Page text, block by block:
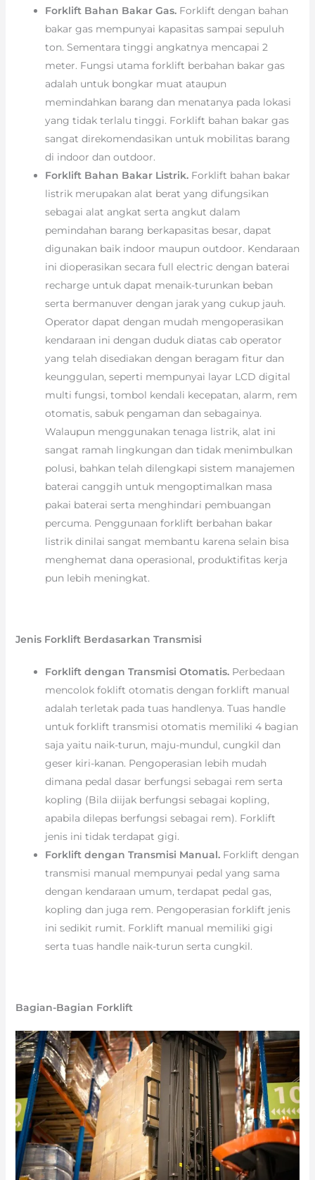
Forklift Bahan Bakar Gas. Forklift dengan bahan
bakar gas mempunyai kapasitas sampai sepuluh
ton. Sementara tinggi angkatnya mencapai 2
meter. Fungsi utama forklift berbahan bakar gas
adalah untuk bongkar muat ataupun
memindahkan barang dan menatanya pada lokasi
yang tidak terlalu tinggi. Forklift bahan bakar gas
sangat direkomendasikan untuk mobilitas barang
di indoor dan outdoor.
Forklift Bahan Bakar Listrik. Forklift bahan bakar
listrik merupakan alat berat yang difungsikan
sebagai alat angkat serta angkut dalam
pemindahan barang berkapasitas besar, dapat
digunakan baik indoor maupun outdoor. Kendaraan
ini dioperasikan secara full electric dengan baterai
recharge untuk dapat menaik-turunkan beban
serta bermanuver dengan jarak yang cukup jauh.
Operator dapat dengan mudah mengoperasikan
kendaraan ini dengan duduk diatas cab operator
yang telah disediakan dengan beragam fitur dan
keunggulan, seperti mempunyai layar LCD digital
multi fungsi, tombol kendali kecepatan, alarm, rem
otomatis, sabuk pengaman dan sebagainya.
Walaupun menggunakan tenaga listrik, alat ini
sangat ramah lingkungan dan tidak menimbulkan
polusi, bahkan telah dilengkapi sistem manajemen
baterai canggih untuk mengoptimalkan masa
pakai baterai serta menghindari pembuangan
percuma. Penggunaan forklift berbahan bakar
listrik dinilai sangat membantu karena selain bisa
menghemat dana operasional, produktifitas kerja
pun lebih meningkat.
Jenis Forklift Berdasarkan Transmisi
Forklift dengan Transmisi Otomatis. Perbedaan
mencolok foklift otomatis dengan forklift manual
adalah terletak pada tuas handlenya. Tuas handle
untuk forklift transmisi otomatis memiliki 4 bagian
saja yaitu naik-turun, maju-mundul, cungkil dan
geser kiri-kanan. Pengoperasian lebih mudah
dimana pedal dasar berfungsi sebagai rem serta
kopling (Bila diijak berfungsi sebagai kopling,
apabila dilepas berfungsi sebagai rem). Forklift
jenis ini tidak terdapat gigi.
Forklift dengan Transmisi Manual.Forklift dengan
transmisi manual mempunyai pedal yang sama
dengan kendaraan umum, terdapat pedal gas,
kopling dan juga rem. Pengoperasian forklift jenis
ini sedikit rumit. Forklift manual memiliki gigi
serta tuas handle naik-turun serta cungkil.
Bagian-Bagian Forklift